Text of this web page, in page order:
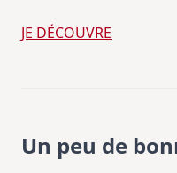
JE DÉCOUVRE
Un peu de